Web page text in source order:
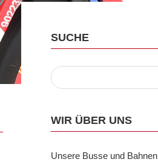
SUCHE
WIR ÜBER UNS
Unsere Busse und Bahnen